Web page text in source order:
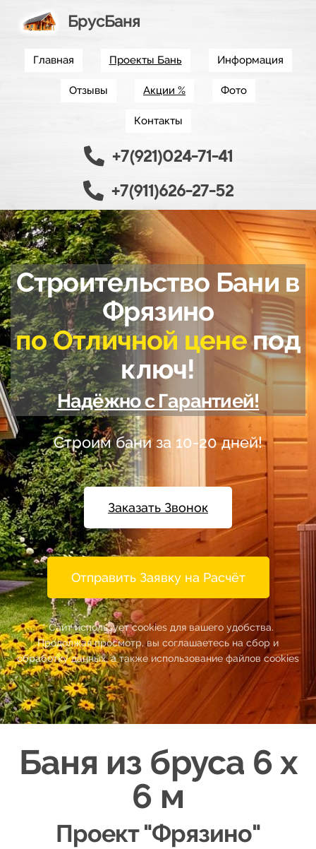
БрусБаня
Главная Проекты Бань Информация
Отзывы Акции % Фото
Контакты
+7(921)024-71-41
+7(911)626-27-52
Строительство Бани в
Фрязино
по Отличной ценепод
ключ!
Надёжно с Гарантией!
Строим бани за 10-20 дней!
Заказать Звонок
Отправить Заявку на Расчёт
* Сайт использует cookies для вашего удобства.
Продолжая просмотр, вы соглашаетесь на сбор и
обработку данных, а также использование файлов cookies
Баня из бруса 6х
6 м
Проект "Фрязино"